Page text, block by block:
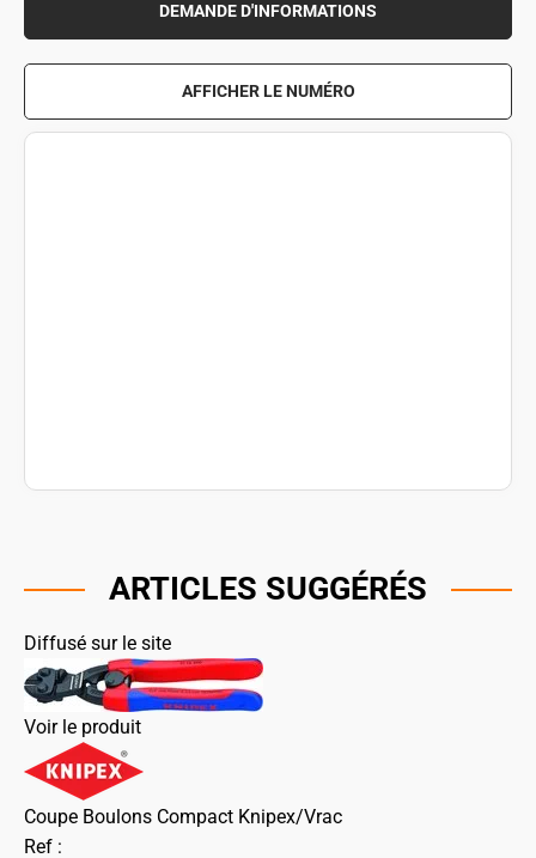
DEMANDE D'INFORMATIONS
AFFICHER LE NUMÉRO
ARTICLES SUGGÉRÉS
Diffusé sur le site
Voir le produit
Coupe Boulons Compact Knipex/Vrac
Ref :